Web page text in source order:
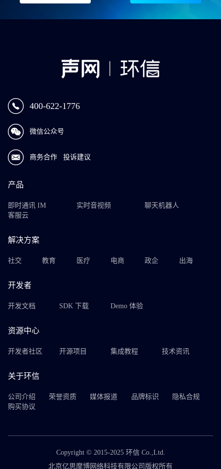
400-622-1776
微信公众号
商务合作 投诉建议
产品
即时通讯 IM 实时音视频
聊天机器人
客服云
解决方案
社交 教育 医疗 电商 政企 出海
开发者
开发文档 SDK 下载 Demo 体验
资源中心
开发者社区 开源项目 集成教程 技术资讯
关于环信
公司介绍 荣誉资质 媒体报道 品牌标识
隐私合规
购买协议
Copyright © 2015-2025 环信 Co.,Ltd.
北京亿思摩博网络科技有限公司版权所有